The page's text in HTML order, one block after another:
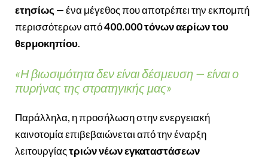
ετησίως — ένα μέγεθος που αποτρέπει την εκπομπή
περισσότερων από400.000 τόνων αερίων του
θερμοκηπίου.
«Η βιωσιμότητα δεν είναι δέσμευση — είναι ο
πυρήνας της στρατηγικής μας»
Παράλληλα, η προσήλωση στην ενεργειακή
καινοτομία επιβεβαιώνεται από την έναρξη
λειτουργίαςτριών νέων εγκαταστάσεων